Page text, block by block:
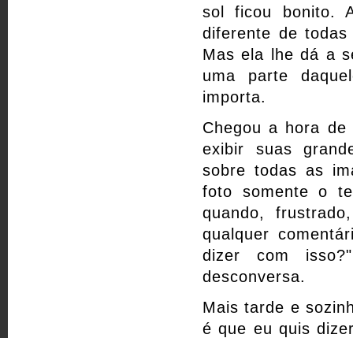
sol ficou bonito.
diferente de
Mas ela lhe dá a
uma parte
importa.
Chegou a hora
exibir suas
sobre todas as
foto somente o
quando,
qualquer
dizer com
desconversa.
Mais tarde e
é que eu quis